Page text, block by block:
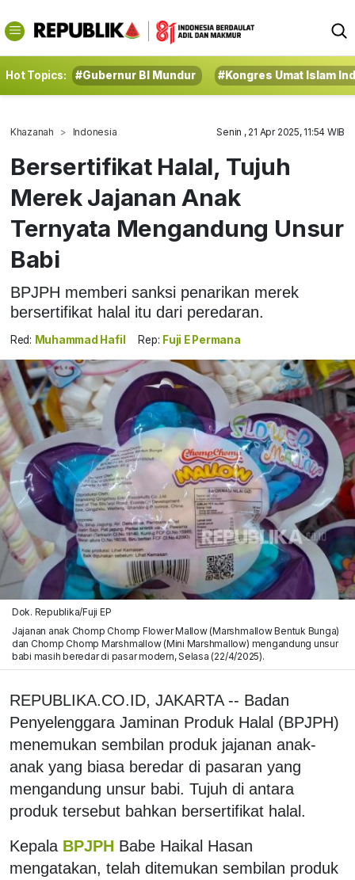
Hot Topics: #Gubernur BI Mundur #Kongres Umat Islam
Khazanah Indonesia Senin , 21 Apr 2025, 11:54 WIB
Bersertifikat Halal, Tujuh
Merek Jajanan Anak
Ternyata Mengandung Unsur
Babi
BPJPH memberi sanksi penarikan merek
bersertifikat halal itu dari peredaran.
Red: Muhammad Hafil Rep: Fuji E Permana
Dok. Republika/Fuji EP
Jajanan anak Chomp Chomp Flower Mallow (Marshmallow Bentuk Bunga)
dan Chomp Chomp Marshmallow (Mini Marshmallow) mengandung unsur
babi masih beredar di pasar modern, Selasa (22/4/2025).
REPUBLIKA.CO.ID, JAKARTA -- Badan
Penyelenggara Jaminan Produk Halal (BPJPH)
menemukan sembilan produk jajanan anak-
anak yang biasa beredar di pasaran yang
mengandung unsur babi. Tujuh di antara
produk tersebut bahkan bersertifikat halal.
Kepala BPJPH Babe Haikal Hasan
mengatakan, telah ditemukan sembilan produk